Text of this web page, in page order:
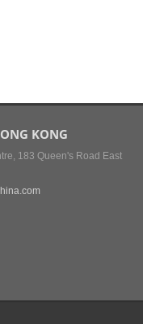
KONG
183 Queen's Road East